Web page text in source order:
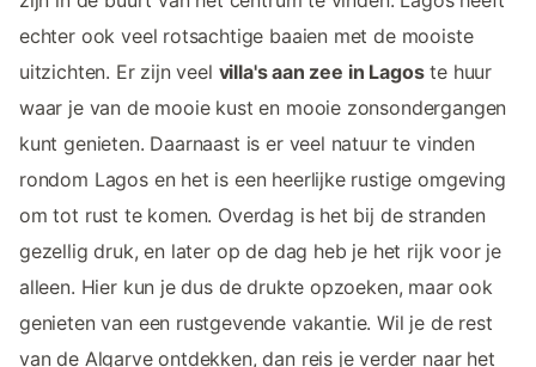
echter ook veel rotsachtige baaien met de mooiste
uitzichten. Er zijn veel villa's aan zee in Lagoste huur
waar je van de mooie kust en mooie zonsondergangen
kunt genieten. Daarnaast is er veel natuur te vinden
rondom Lagos en het is een heerlijke rustige omgeving
om tot rust te komen. Overdag is het bij de stranden
gezellig druk, en later op de dag heb je het rijk voor je
alleen. Hier kun je dus de drukte opzoeken, maar ook
genieten van een rustgevende vakantie. Wil je de rest
van de Algarve ontdekken, dan reis je verder naar het